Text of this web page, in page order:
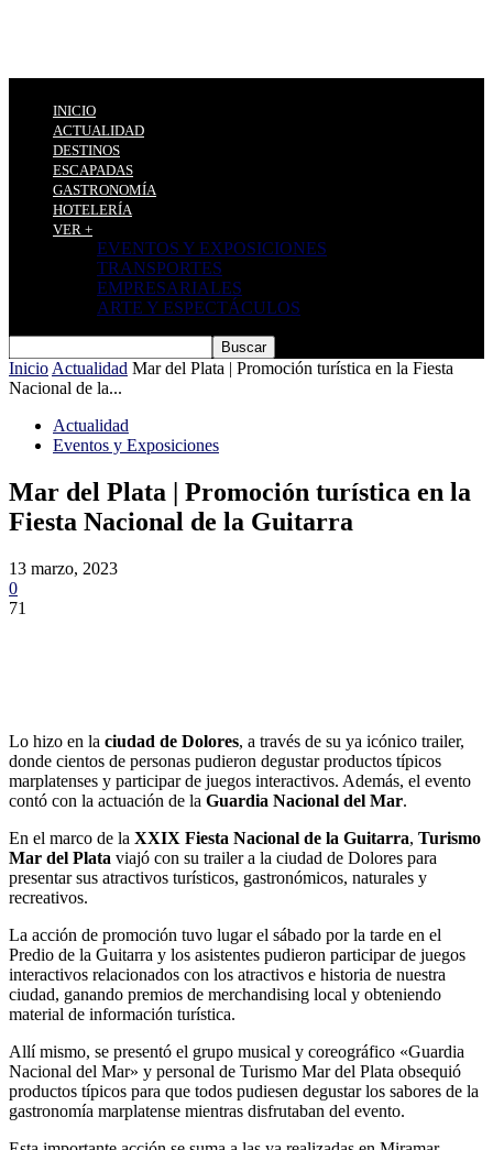
INICIO
ACTUALIDAD
DESTINOS
ESCAPADAS
GASTRONOMÍA
HOTELERÍA
VER +
EVENTOS Y EXPOSICIONES
TRANSPORTES
EMPRESARIALES
ARTE Y ESPECTÁCULOS
Inicio Actualidad Mar del Plata | Promoción turística en la Fiesta
Nacional de la...
Actualidad
Eventos y Exposiciones
Mar del Plata | Promoción turística en la
Fiesta Nacional de la Guitarra
13 marzo, 2023
0
71
Lo hizo en la ciudad de Dolores, a través de su ya icónico trailer,
donde cientos de personas pudieron degustar productos típicos
marplatenses y participar de juegos interactivos. Además, el evento
contó con la actuación de la Guardia Nacional del Mar.
En el marco de la XXIX Fiesta Nacional de la Guitarra, Turismo
Mar del Plata viajó con su trailer a la ciudad de Dolores para
presentar sus atractivos turísticos, gastronómicos, naturales y
recreativos.
La acción de promoción tuvo lugar el sábado por la tarde en el
Predio de la Guitarra y los asistentes pudieron participar de juegos
interactivos relacionados con los atractivos e historia de nuestra
ciudad, ganando premios de merchandising local y obteniendo
material de información turística.
Allí mismo, se presentó el grupo musical y coreográfico «Guardia
Nacional del Mar» y personal de Turismo Mar del Plata obsequió
productos típicos para que todos pudiesen degustar los sabores de la
gastronomía marplatense mientras disfrutaban del evento.